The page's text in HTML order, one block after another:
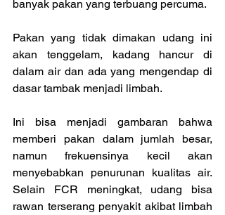
banyak pakan yang terbuang percuma.
Pakan yang tidak dimakan udang ini
akan tenggelam, kadang hancur di
dalam air dan ada yang mengendap di
dasar tambak menjadi limbah.
Ini bisa menjadi gambaran bahwa
memberi pakan dalam jumlah besar,
namun frekuensinya kecil akan
menyebabkan penurunan kualitas air.
Selain FCR meningkat, udang bisa
rawan terserang penyakit akibat limbah